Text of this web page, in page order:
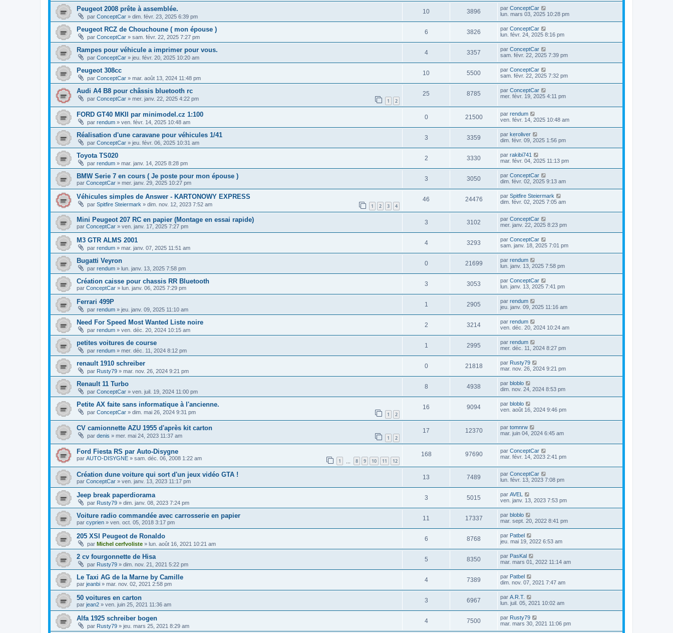
Peugeot 2008 prête à assemblée.
par ConceptCar » dim. févr. 23, 2025 6:39 pm
10 3896 par ConceptCar
lun. mars 03, 2025 10:28 pm
Peugeot RCZ de Chouchoune ( mon épouse )
par ConceptCar » sam. févr. 22, 2025 7:27 pm
6 3826 par ConceptCar
lun. févr. 24, 2025 8:16 pm
Rampes pour véhicule a imprimer pour vous.
par ConceptCar » jeu. févr. 20, 2025 10:20 am
4 3357 par ConceptCar
sam. févr. 22, 2025 7:39 pm
Peugeot 308cc
par ConceptCar » mar. août 13, 2024 11:48 pm
10 5500 par ConceptCar
sam. févr. 22, 2025 7:32 pm
Audi A4 B8 pour châssis bluetooth rc
par ConceptCar » mer. janv. 22, 2025 4:22 pm 1 2
25 8785 par ConceptCar
mer. févr. 19, 2025 4:11 pm
FORD GT40 MKII par minimodel.cz 1:100
par rendum » ven. févr. 14, 2025 10:48 am
0 21500 par rendum
ven. févr. 14, 2025 10:48 am
Réalisation d'une caravane pour véhicules 1/41
par ConceptCar » jeu. févr. 06, 2025 10:31 am
3 3359 par keroliver
dim. févr. 09, 2025 1:56 pm
Toyota TS020
par rendum » mar. janv. 14, 2025 8:28 pm
2 3330 par rakibi741
mar. févr. 04, 2025 11:13 pm
BMW Serie 7 en cours ( Je poste pour mon épouse )
par ConceptCar » mer. janv. 29, 2025 10:27 pm
3 3050 par ConceptCar
dim. févr. 02, 2025 9:13 am
Véhicules simples de Answer - KARTONOWY EXPRESS
par Spitfire Steiermark » dim. nov. 12, 2023 7:52 am 1 2 3 4
46 24476 par Spitfire Steiermark
dim. févr. 02, 2025 7:05 am
Mini Peugeot 207 RC en papier (Montage en essai rapide)
par ConceptCar » ven. janv. 17, 2025 7:27 pm
3 3102 par ConceptCar
mer. janv. 22, 2025 8:23 pm
M3 GTR ALMS 2001
par rendum » mar. janv. 07, 2025 11:51 am
4 3293 par ConceptCar
sam. janv. 18, 2025 7:01 pm
Bugatti Veyron
par rendum » lun. janv. 13, 2025 7:58 pm
0 21699 par rendum
lun. janv. 13, 2025 7:58 pm
Création caisse pour chassis RR Bluetooth
par ConceptCar » lun. janv. 06, 2025 7:29 pm
3 3053 par ConceptCar
lun. janv. 13, 2025 7:41 pm
Ferrari 499P
par rendum » jeu. janv. 09, 2025 11:10 am
1 2905 par rendum
jeu. janv. 09, 2025 11:16 am
Need For Speed Most Wanted Liste noire
par rendum » ven. déc. 20, 2024 10:15 am
2 3214 par rendum
ven. déc. 20, 2024 10:24 am
petites voitures de course
par rendum » mer. déc. 11, 2024 8:12 pm
1 2995 par rendum
mer. déc. 11, 2024 8:27 pm
renault 1910 schreiber
par Rusty79 » mar. nov. 26, 2024 9:21 pm
0 21818 par Rusty79
mar. nov. 26, 2024 9:21 pm
Renault 11 Turbo
par ConceptCar » ven. juil. 19, 2024 11:00 pm
8 4938 par bloblo
dim. nov. 24, 2024 8:53 pm
Petite AX faite sans informatique à l'ancienne.
par ConceptCar » dim. mai 26, 2024 9:31 pm 1 2
16 9094 par bloblo
ven. août 16, 2024 9:46 pm
CV camionnette AZU 1955 d'après kit carton
par denis » mer. mai 24, 2023 11:37 am 1 2
17 12370 par tomnrw
mar. juin 04, 2024 6:45 am
Ford Fiesta RS par Auto-Disygne
par AUTO-DISYGNE » sam. déc. 06, 2008 1:22 am 1 8 9 10 11 12
168 97690 par ConceptCar
mar. févr. 14, 2023 2:41 pm
Création dune voiture qui sort d'un jeux vidéo GTA !
par ConceptCar » ven. janv. 13, 2023 11:17 pm
13 7489 par ConceptCar
lun. févr. 13, 2023 7:08 pm
Jeep break paperdiorama
par Rusty79 » dim. janv. 08, 2023 7:24 pm
3 5015 par AVEL
ven. janv. 13, 2023 7:53 pm
Voiture radio commandée avec carrosserie en papier
par cyprien » ven. oct. 05, 2018 3:17 pm
11 17337 par bloblo
mar. sept. 20, 2022 8:41 pm
205 XSI Peugeot de Ronaldo
par Michel cerfvoliste » lun. août 16, 2021 10:21 am
6 8768 par Patbel
jeu. mai 19, 2022 6:53 am
2 cv fourgonnette de Hisa
par Rusty79 » dim. nov. 21, 2021 5:22 pm
5 8350 par PasKal
mar. mars 01, 2022 11:14 am
Le Taxi AG de la Marne by Camille
par jeanbi » mar. nov. 02, 2021 2:58 pm
4 7389 par Patbel
dim. nov. 07, 2021 7:47 am
50 voitures en carton
par jean2 » ven. juin 25, 2021 11:36 am
3 6967 par A.R.T.
lun. juil. 05, 2021 10:02 am
Alfa 1925 schreiber bogen
par Rusty79 » jeu. mars 25, 2021 8:29 am
4 7500 par Rusty79
mar. mars 30, 2021 11:06 pm